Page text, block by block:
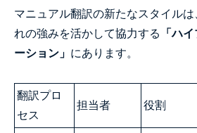
マニュアル翻訳の新たなスタイル
れの強みを活かして協力する
「ハ
ーション」 にあります。
翻訳プロ
セス
担当者 役割